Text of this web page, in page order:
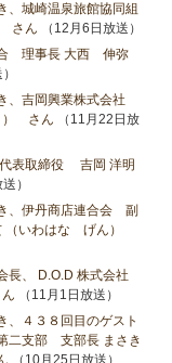
、城崎温泉旅館協同組
さん （12月6日放送）
合 理事長 大西 伸弥
、吉岡興業株式会社
） さん （11月22日放
表取締役 吉岡 洋明
）
、伊丹商店連合会 副
（いわはな げん）
長、 D.O.D 株式会社
（11月1日放送）
、４３８回目のゲスト
二支部 支部長 まさき
（10月25日放送）